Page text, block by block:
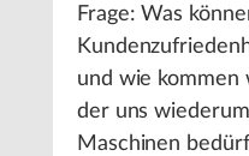
Frage: Was
und wie kommen
der uns
Maschinen